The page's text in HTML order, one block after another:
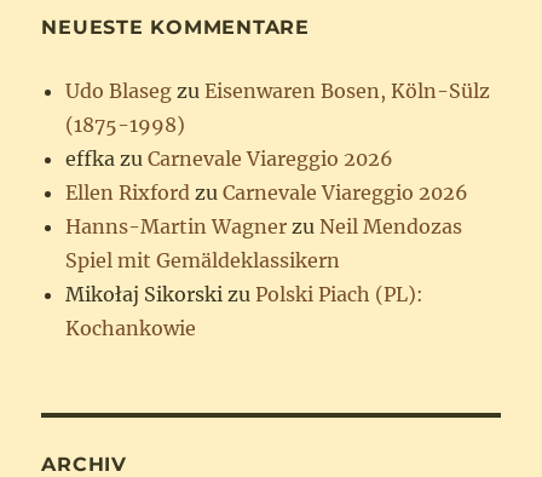
NEUESTE KOMMENTARE
Udo Blaseg zuEisenwaren Bosen, Köln-Sülz
(1875-1998)
effka zuCarnevale Viareggio 2026
Ellen Rixford zuCarnevale Viareggio 2026
Hanns-Martin Wagner zuNeil Mendozas
Spiel mit Gemäldeklassikern
Mikołaj Sikorski zuPolski Piach (PL):
Kochankowie
ARCHIV